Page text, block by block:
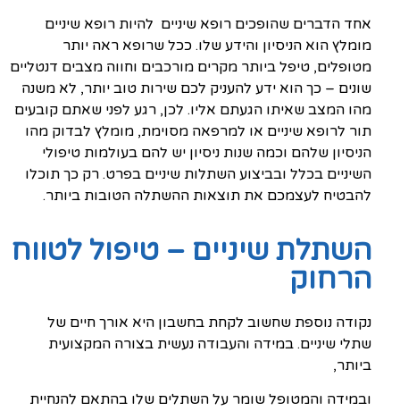
אחד הדברים שהופכים רופא שיניים להיות רופא שיניים
מומלץ הוא הניסיון והידע שלו. ככל שרופא ראה יותר
מטופלים, טיפל ביותר מקרים מורכבים וחווה מצבים דנטליים
שונים – כך הוא ידע להעניק לכם שירות טוב יותר, לא משנה
מהו המצב שאיתו הגעתם אליו. לכן, רגע לפני שאתם קובעים
תור לרופא שיניים או למרפאה מסוימת, מומלץ לבדוק מהו
הניסיון שלהם וכמה שנות ניסיון יש להם בעולמות טיפולי
השיניים בכלל ובביצוע השתלות שיניים בפרט. רק כך תוכלו
להבטיח לעצמכם את תוצאות ההשתלה הטובות ביותר.
השתלת שיניים – טיפול לטווח
הרחוק
נקודה נוספת שחשוב לקחת בחשבון היא אורך חיים של
שתלי שיניים. במידה והעבודה נעשית בצורה המקצועית
ביותר,
ובמידה והמטופל שומר על השתלים שלו בהתאם להנחיית